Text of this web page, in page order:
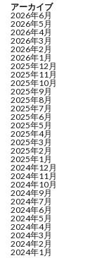
アーカイブ
2026年6月
2026年5月
2026年4月
2026年3月
2026年2月
2026年1月
2025年12月
2025年11月
2025年10月
2025年9月
2025年8月
2025年7月
2025年6月
2025年5月
2025年4月
2025年3月
2025年2月
2025年1月
2024年12月
2024年11月
2024年10月
2024年9月
2024年7月
2024年6月
2024年5月
2024年4月
2024年3月
2024年2月
2024年1月